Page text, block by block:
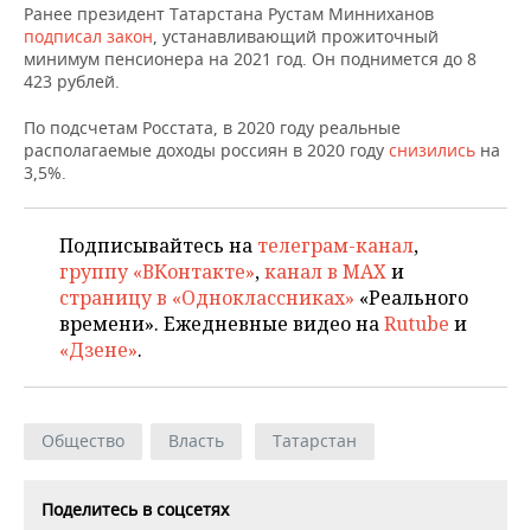
ВОДНЫЕ ВИДЫ СПОРТА
ОБРАЗОВАНИЕ
Ранее президент Татарстана Рустам Минниханов
подписал закон, устанавливающий прожиточный
минимум пенсионера на 2021 год. Он поднимется до 8
423 рублей.
По подсчетам Росстата, в 2020 году реальные
располагаемые доходы россиян в 2020 году снизились на
3,5%.
Подписывайтесь на телеграм-канал,
группу «ВКонтакте»,канал в MAXи
страницу в «Одноклассниках» «Реального
времени». Ежедневные видео наRutube и
«Дзене».
Общество Власть Татарстан
Поделитесь в соцсетях